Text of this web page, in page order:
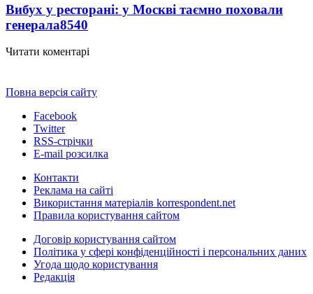
Вибух у ресторані: у Москві таємно поховали
генерала8540
Читати коментарі
Повна версія сайту
Facebook
Twitter
RSS-стрічки
E-mail розсилка
Контакти
Реклама на сайті
Використання матеріалів korrespondent.net
Правила користування сайтом
Договір користування сайтом
Політика у сфері конфіденційності і персональних даних
Угода щодо користування
Редакція